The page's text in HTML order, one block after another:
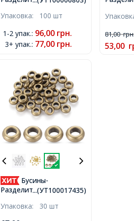
Цветок, Цвет: Серебро,
Отверстие 1мм,
Упаковка: 100 шт
1-2 упак.: 96,00 грн.
3+ упак.: 77,00 грн.
81,00
53,00
...(УТ100017435)
Бусины-
Разделители,
Круглые Плоские, Цвет:
Упаковка: 30 шт